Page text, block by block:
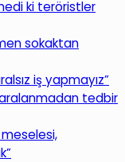
ki teröristler
sokaktan
iş yapmayız”
tedbir
meselesi,